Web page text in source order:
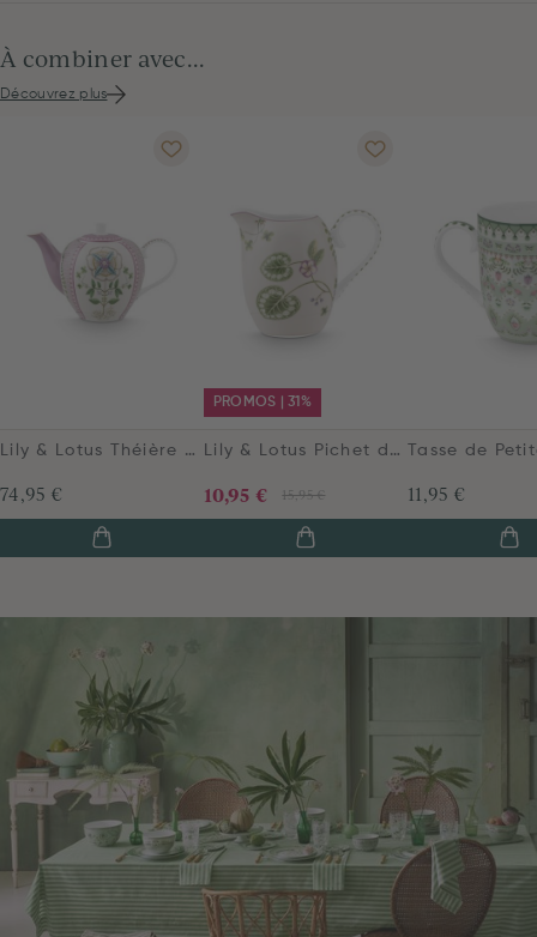
À combiner avec...
Découvrez plus
Lily & Lotus Théière de Grande Lilas
74,95 €
PROMOS | 31%
Lily & Lotus Pichet de Petite Taille Lilas
15,95 €
10,95 € 11,95 €